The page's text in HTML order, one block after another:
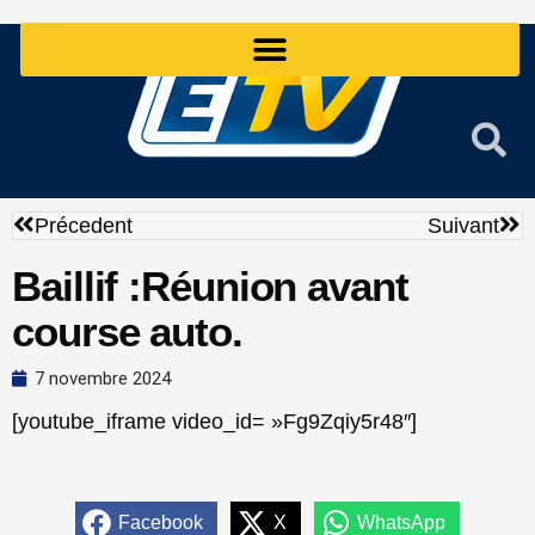
Précédent
Précedent Suivant
Baillif :Réunion avant
course auto.
7 novembre 2024
[youtube_iframe video_id= »Fg9Zqiy5r48″]
Facebook X WhatsApp